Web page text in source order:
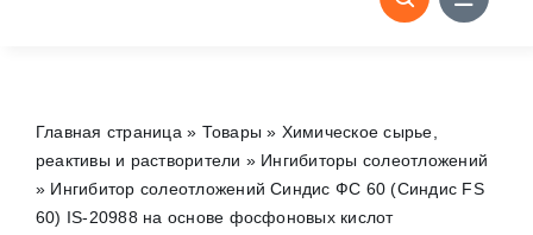
Главная страница » Товары » Химическое сырье,
реактивы и растворители » Ингибиторы солеотложений
» Ингибитор солеотложений Синдис ФС 60 (Синдис FS
60) IS-20988 на основе фосфоновых кислот